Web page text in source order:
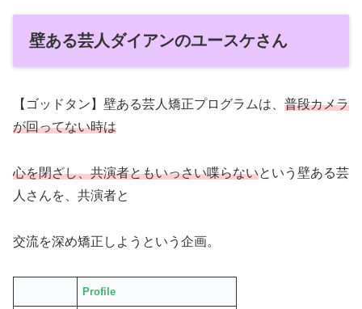
壁ある芸人ダイアンのユースケさん
【ゴッドタン】壁ある芸人矯正プログラムは、 普段カメラ
が回ってない時は
心を閉ざし、共演者ともいっさい喋らないという壁ある芸
人さんを、共演者と
交流を深め矯正しようという企画。
Profile